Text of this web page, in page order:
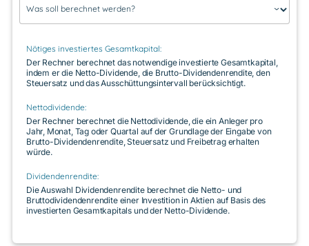
Was soll berechnet werden?
Nötiges investiertes Gesamtkapital:
Der Rechner berechnet das notwendige investierte Gesamtkapital,
indem er die Netto-Dividende, die Brutto-Dividendenrendite, den
Steuersatz und das Ausschüttungsintervall berücksichtigt.
Nettodividende:
Der Rechner berechnet die Nettodividende, die ein Anleger pro
Jahr, Monat, Tag oder Quartal auf der Grundlage der Eingabe von
Brutto-Dividendenrendite, Steuersatz und Freibetrag erhalten
würde.
Dividendenrendite:
Die Auswahl Dividendenrendite berechnet die Netto- und
Bruttodividendenrendite einer Investition in Aktien auf Basis des
investierten Gesamtkapitals und der Netto-Dividende.